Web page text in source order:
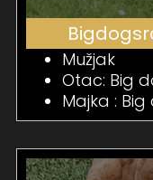
Mužjak
Otac: Big
Majka :